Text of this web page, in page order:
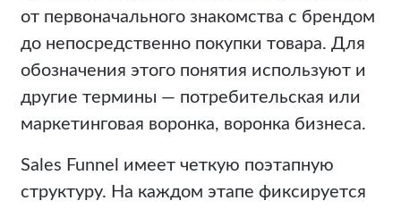
от первоначального знакомства с брендом
до непосредственно покупки товара. Для
обозначения этого понятия используют и
другие термины — потребительская или
маркетинговая воронка, воронка бизнеса.
Sales Funnel имеет четкую поэтапную
структуру. На каждом этапе фиксируется